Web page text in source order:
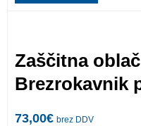
Zaščitna
Brezrokavnik
73,00€ brez DDV